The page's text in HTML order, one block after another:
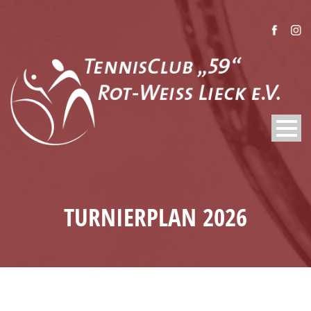
TURNIERPLAN 2026